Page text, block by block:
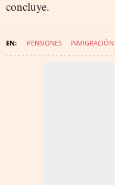
concluye.
PENSIONES INMIGRACIÓN